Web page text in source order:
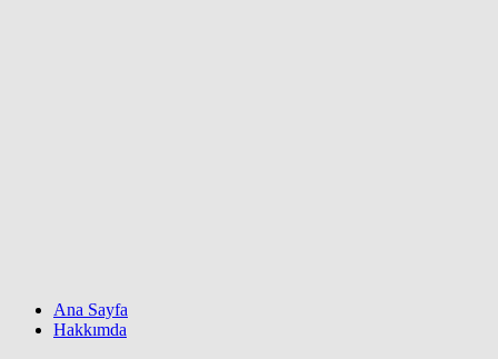
Ana Sayfa
Hakkımda